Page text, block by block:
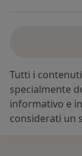
Tutti i
specialmente
informativo e
considerati un